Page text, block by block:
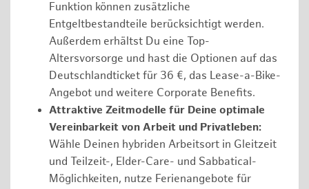
Funktion können zusätzliche
Entgeltbestandteile berücksichtigt werden.
Außerdem erhältst Du eine Top-
Altersvorsorge und hast die Optionen auf das
Deutschlandticket für 36 €, das Lease-a-Bike-
Angebot und weitere Corporate Benefits.
Attraktive Zeitmodelle für Deine optimale
Vereinbarkeit von Arbeit und Privatleben:
Wähle Deinen hybriden Arbeitsort in Gleitzeit
und Teilzeit-, Elder-Care- und Sabbatical-
Möglichkeiten, nutze Ferienangebote für